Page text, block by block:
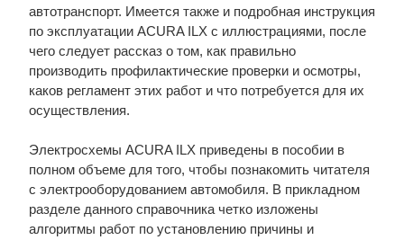
автотранспорт. Имеется также и подробная инструкция
по эксплуатации ACURA ILX с иллюстрациями, после
чего следует рассказ о том, как правильно
производить профилактические проверки и осмотры,
каков регламент этих работ и что потребуется для их
осуществления.
Электросхемы ACURA ILX приведены в пособии в
полном объеме для того, чтобы познакомить читателя
с электрооборудованием автомобиля. В прикладном
разделе данного справочника четко изложены
алгоритмы работ по установлению причины и